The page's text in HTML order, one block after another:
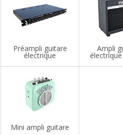
Préampli guitare
électrique
Ampli
Mini ampli guitare